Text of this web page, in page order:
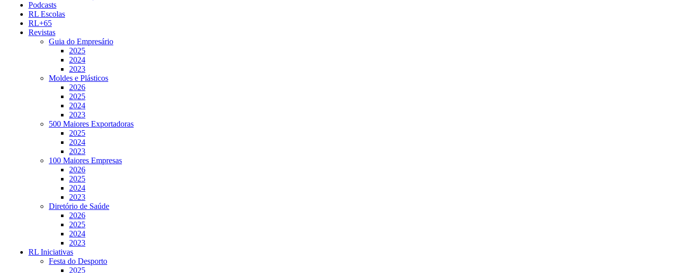
Podcasts
RL Escolas
RL+65
Revistas
Guia do Empresário
2025
2024
2023
Moldes e Plásticos
2026
2025
2024
2023
500 Maiores Exportadoras
2025
2024
2023
100 Maiores Empresas
2026
2025
2024
2023
Diretório de Saúde
2026
2025
2024
2023
RL Iniciativas
Festa do Desporto
2025